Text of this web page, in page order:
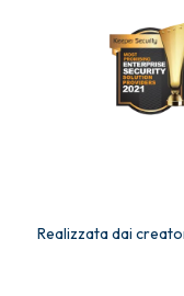
Realizzata dai